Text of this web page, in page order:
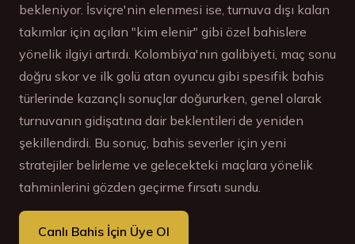
bekleniyor. İsviçre'nin elenmesi ise, turnuva dışı kalan
takımlar için açılan "kim elenir" gibi özel bahislere
yönelik ilgiyi artırdı. Kolombiya'nın galibiyeti, maç sonu
doğru skor ve ilk golü atan oyuncu gibi spesifik bahis
türlerinde kazançlı sonuçlar doğururken, genel olarak
turnuvanın gidişatına dair beklentileri de yeniden
şekillendirdi. Bu sonuç, bahis severler için yeni
stratejiler belirleme ve gelecekteki maçlara yönelik
tahminlerini gözden geçirme fırsatı sundu.
Canlı Bahis İçin Üye Ol